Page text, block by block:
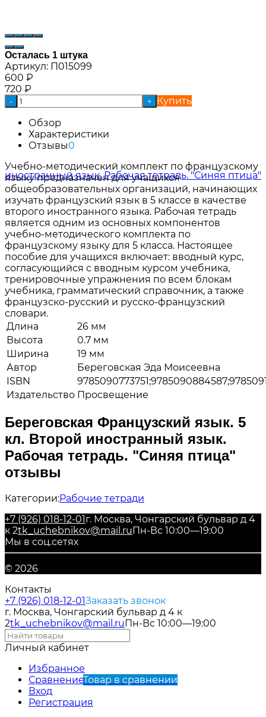
Осталась 1 штука
Артикул: П015099
600 ₽
720 ₽
- +
Купить
Обзор
Характеристики
Отзывы0
Учебно-методический комплект по французскому
языку предназначен для учащихся
общеобразовательных организаций, начинающих
изучать французский язык в 5 классе в качестве
второго иностранного языка. Рабочая тетрадь
является одним из основных компонентов
учебно-методического комплекта по
французскому языку для 5 класса. Настоящее
пособие для учащихся включает: вводный курс,
согласующийся с вводным курсом учебника,
тренировочные упражнения по всем блокам
учебника, грамматический справочник, а также
французско-русский и русско-французский
словари.
Длина
26 мм
Высота
0.7 мм
Ширина
19 мм
Автор
Береговская Эда Моисеевна
ISBN
Издательство Просвещение
Береговская Французский язык. 5
кл. Второй иностранный язык.
Рабочая тетрадь. "Синяя птица"
отзывы
Категории:Рабочие тетради
+7 (926) 018-12-01г. Москва, Чонгарский бульвар д 4
к 2tk_uchebnikov@mail.ruПн-Вс 10:00—19:00
Мы в соц.сетях
© 2026
Контакты
+7 (926) 018-12-01Заказать звонок
г. Москва, Чонгарский бульвар д 4 к
2tk_uchebnikov@mail.ruПн-Вс 10:00—19:00
Личный кабинет
Избранное
СравнениеТовар в сравнении
Вход
Регистрация